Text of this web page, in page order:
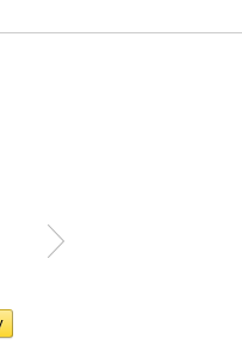
Фильтр внутренний